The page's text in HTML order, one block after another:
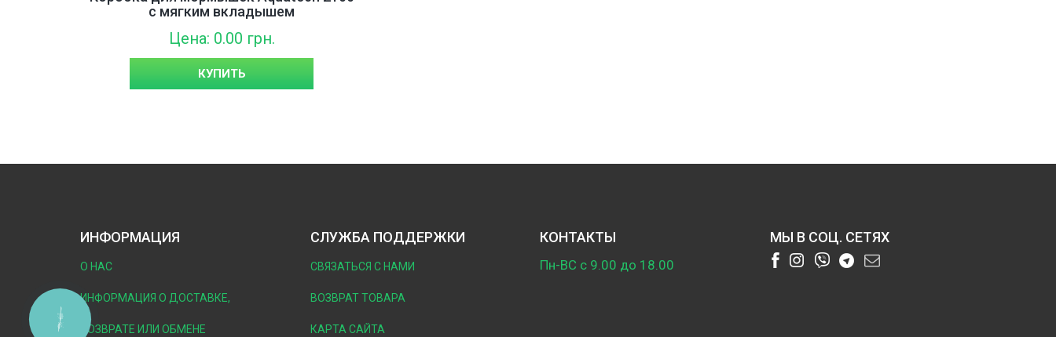
с мягким вкладышем
Цена: 0.00 грн.
КУПИТЬ
ИНФОРМАЦИЯ
О НАС
ИНФОРМАЦИЯ О ДОСТАВКЕ,
ВОЗВРАТЕ ИЛИ ОБМЕНЕ
СЛУЖБА ПОДДЕРЖКИ
СВЯЗАТЬСЯ С НАМИ
ВОЗВРАТ ТОВАРА
КАРТА САЙТА
КОНТАКТЫ
Пн-ВС с 9.00 до 18.00
МЫ В СОЦ. СЕТЯХ
КНОПКА
ЗВ'ЯЗКУ